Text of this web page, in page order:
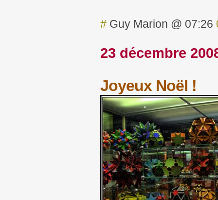
#Guy Marion @ 07:26
23 décembre
Joyeux Noël !